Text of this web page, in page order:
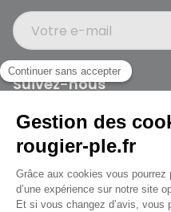
ouvert à 10:00
Votre e-mail
Suivez-nous
Rougier et Plé 2024 Copyright